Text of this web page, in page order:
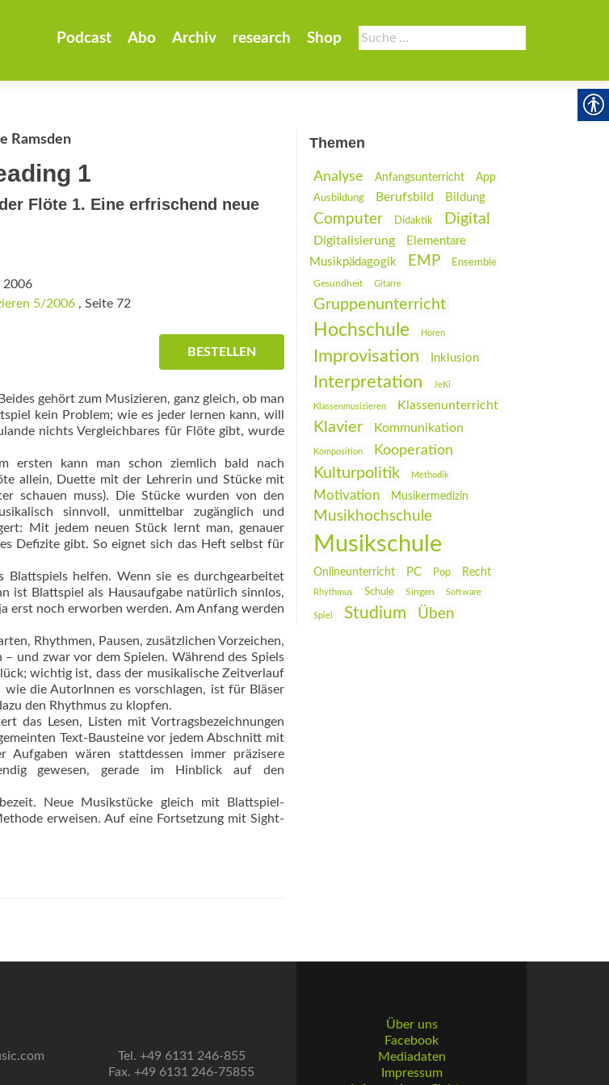
Suche
nach:
Podcast Abo Archiv research Shop
Ramsden
1
Flöte 1. Eine erfrischend neue
2006
5/2006, Seite 72
BESTELLEN
gehört zum Musizieren, ganz gleich, ob man
kein Problem; wie es jeder lernen kann, will
nichts Vergleichbares für Flöte gibt, wurde
ersten kann man schon ziemlich bald nach
allein, Duette mit der Lehrerin und Stücke mit
schauen muss). Die Stücke wurden von den
sinnvoll, unmittelbar zugänglich und
Mit jedem neuen Stück lernt man, genauer
Defizite gibt. So eignet sich das Heft selbst für
Blattspiels helfen. Wenn sie es durchgearbeitet
ist Blattspiel als Hausaufgabe natürlich sinnlos,
erst noch erworben werden. Am Anfang werden
Rhythmen, Pausen, zusätzlichen Vorzeichen,
und zwar vor dem Spielen. Während des Spiels
wichtig ist, dass der musikalische Zeitverlauf
die AutorInnen es vorschlagen, ist für Bläser
den Rhythmus zu klopfen.
das Lesen, Listen mit Vortragsbezeichnungen
Text-Bausteine vor jedem Abschnitt mit
wären stattdessen immer präzisere
gewesen, gerade im Hinblick auf den
Neue Musikstücke gleich mit Blattspiel-
erweisen. Auf eine Fortsetzung mit Sight-
Themen
Analyse Anfangsunterricht
App
Ausbildung
Berufsbild Bildung
Computer Didaktik Digital
Digitalisierung
Elementare
Musikpädagogik
EMP Ensemble
Gesundheit Gitarre
Gruppenunterricht
Hochschule Hören
Improvisation Inklusion
Interpretation JeKi
Klassenmusizieren Klassenunterricht
Klavier Kommunikation
Komposition Kooperation
Kulturpolitik Methodik
Motivation Musikermedizin
Musikhochschule
Musikschule
Onlineunterricht PC Pop Recht
Rhythmus Schule Singen Software
Spiel Studium Üben
Tel. +49 6131 246-855
Fax. +49 6131 246-75855
Über uns
Facebook
Mediadaten
Impressum